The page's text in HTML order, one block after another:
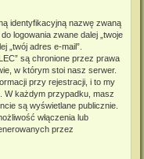
identyfikacyjną nazwę zwaną
logowania zwane dalej „twoje
„twój adres e-mail”.
są chronione przez prawa
w którym stoi nasz serwer.
przy rejestracji, i to my
W każdym przypadku, masz
są wyświetlane publicznie.
włączenia lub
przez